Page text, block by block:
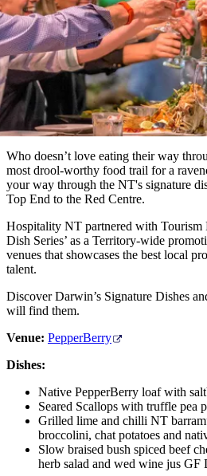
内
陆
和
户
外
按
地
区
探
动
类
型
精
选
榜
单
规
划
您
的
旅
行
实
用
信
息
规
划
工
具
搜
Sign
up
Who doesn’t love eating their way
most drool-worthy food trail for a
your way through the NT's signature
Top End to the Red Centre.
Hospitality NT partnered with Tourism
Dish Series’ as a Territory-wide
venues that showcases the best local
talent.
Discover Darwin’s Signature Dishes
will find them.
Venue: PepperBerry
Dishes:
Native PepperBerry loaf with
Seared Scallops with truffle pea
Grilled lime and chilli NT
broccolini, chat potatoes and
Slow braised bush spiced beef
herb salad and wed wine jus GF